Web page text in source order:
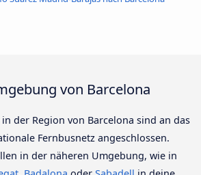
von Barcelona
der Region von Barcelona sind an das
Fernbusnetz angeschlossen.
in der näheren Umgebung, wie in